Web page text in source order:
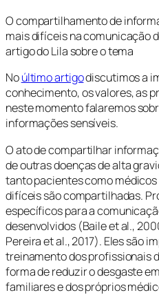
O compartilhamento de
mais difíceis na comunicação
artigo do Lila sobre o tema
Noúltimo artigodiscutimos a
conhecimento, os valores, as
neste momento falaremos
informações sensíveis.
O ato de compartilhar
de outras doenças de alta
tanto pacientes como
difíceis são compartilhadas.
específicos para a
desenvolvidos (Baile et al.,
Pereira et al., 2017). Eles são
treinamento dos profissionais
forma de reduzir o desgaste
familiares e dos próprios